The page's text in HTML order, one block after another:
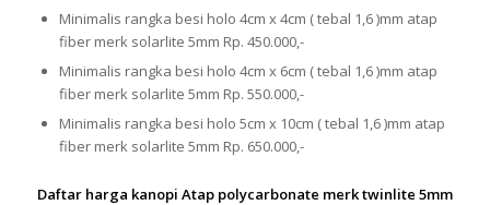
Minimalis rangka besi holo 4cm x 4cm ( tebal 1,6 )mm atap
fiber merk solarlite 5mm Rp. 450.000,-
Minimalis rangka besi holo 4cm x 6cm ( tebal 1,6 )mm atap
fiber merk solarlite 5mm Rp. 550.000,-
Minimalis rangka besi holo 5cm x 10cm ( tebal 1,6 )mm atap
fiber merk solarlite 5mm Rp. 650.000,-
Daftar harga kanopi Atap polycarbonate merk twinlite 5mm